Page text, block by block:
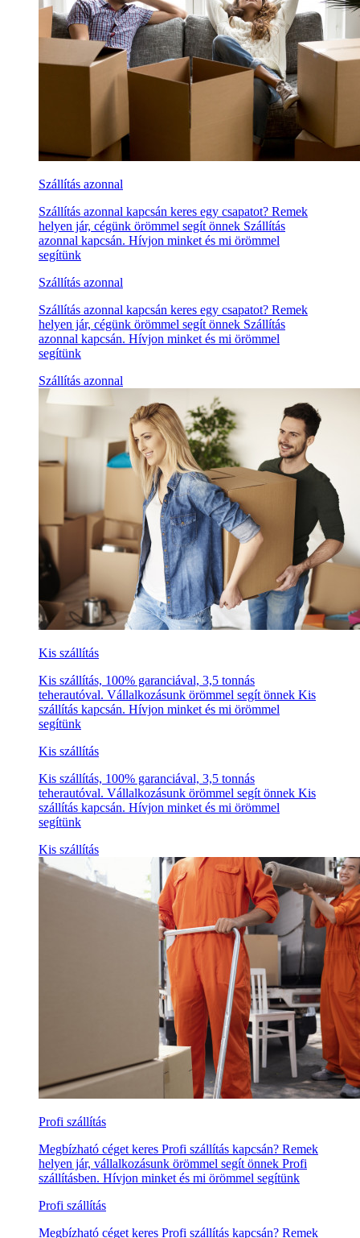
Szállítás azonnal
Szállítás azonnal kapcsán keres egy csapatot? Remek
helyen jár, cégünk örömmel segít önnek Szállítás
azonnal kapcsán. Hívjon minket és mi örömmel
segítünk
Szállítás azonnal
Szállítás azonnal kapcsán keres egy csapatot? Remek
helyen jár, cégünk örömmel segít önnek Szállítás
azonnal kapcsán. Hívjon minket és mi örömmel
segítünk
Szállítás azonnal
Kis szállítás
Kis szállítás, 100% garanciával, 3,5 tonnás
teherautóval. Vállalkozásunk örömmel segít önnek Kis
szállítás kapcsán. Hívjon minket és mi örömmel
segítünk
Kis szállítás
Kis szállítás, 100% garanciával, 3,5 tonnás
teherautóval. Vállalkozásunk örömmel segít önnek Kis
szállítás kapcsán. Hívjon minket és mi örömmel
segítünk
Kis szállítás
Profi szállítás
Megbízható céget keres Profi szállítás kapcsán? Remek
helyen jár, vállalkozásunk örömmel segít önnek Profi
szállításben. Hívjon minket és mi örömmel segítünk
Profi szállítás
Megbízható céget keres Profi szállítás kapcsán? Remek